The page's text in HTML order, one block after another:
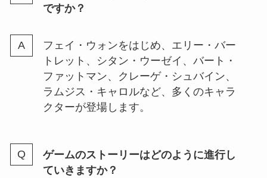
ですか？
フェイ・ウォンをはじめ、エリー・バー
トレット、シタン・ウーゼイ、バート・
ファットマン、クレーゲ・シュバイン、
ラムジス・キャロルなど、多くのキャラ
クターが登場します。
ゲームのストーリーはどのように進行し
ていきますか？